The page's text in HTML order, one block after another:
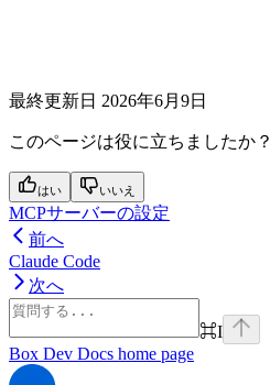
最終更新日 2026年6月9日
このページは役に立ちましたか？
はい いいえ
MCPサーバーの設定
前へ
Claude Code
次へ
⌘I
Box Dev Docs home page